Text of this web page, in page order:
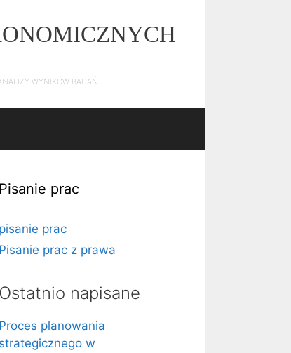
WYNIKÓW BADAŃ
Pisanie prac
pisanie prac
Pisanie prac z prawa
Ostatnio napisane
Proces planowania
strategicznego w